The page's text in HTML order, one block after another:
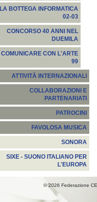
LA BOTTEGA INFORMATICA
02-03
CONCORSO 40 ANNI NEL
DUEMILA
COMUNICARE CON L'ARTE
99
ATTIVITÀ INTERNAZIONALI
COLLABORAZIONI E
PARTENARIATI
PATROCINI
FAVOLOSA MUSICA
SONORA
SIXE - SUONO ITALIANO PER
L'EUROPA
© 2026 Federazione